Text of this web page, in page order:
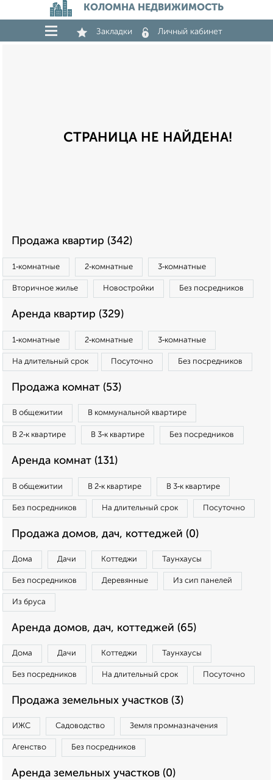
КОЛОМНА НЕДВИЖИМОСТЬ
Закладки Личный кабинет
СТРАНИЦА НЕ НАЙДЕНА!
Продажа квартир (342)
1‑комнатные 2‑комнатные 3‑комнатные
Вторичное жилье Новостройки Без посредников
Аренда квартир (329)
1‑комнатные 2‑комнатные 3‑комнатные
На длительный срок Посуточно Без посредников
Продажа комнат (53)
В общежитии В коммунальной квартире
В 2‑к квартире В 3‑к квартире Без посредников
Аренда комнат (131)
В общежитии В 2‑к квартире В 3‑к квартире
Без посредников На длительный срок Посуточно
Продажа домов, дач, коттеджей (0)
Дома Дачи Коттеджи Таунхаусы
Без посредников Деревянные Из сип панелей
Из бруса
Аренда домов, дач, коттеджей (65)
Дома Дачи Коттеджи Таунхаусы
Без посредников На длительный срок Посуточно
Продажа земельных участков (3)
ИЖС Садоводство Земля промназначения
Агенство Без посредников
Аренда земельных участков (0)